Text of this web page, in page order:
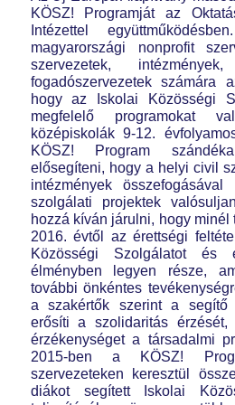
KÖSZ! Programját az
Intézettel
magyarországi nonprofit
szervezetek,
fogadószervezetek
hogy az Iskolai Közösségi
megfelelő programokat
középiskolák 9-12.
KÖSZ! Program
elősegíteni, hogy a helyi civil
intézmények
szolgálati projektek
hozzá kíván járulni, hogy
2016. évtől az érettségi
Közösségi Szolgálatot és
élményben legyen része,
további önkéntes
a szakértők szerint a segítő
erősíti a szolidaritás
érzékenységet a társadalmi
2015-ben a KÖSZ!
szervezeteken keresztül
diákot segített Iskolai